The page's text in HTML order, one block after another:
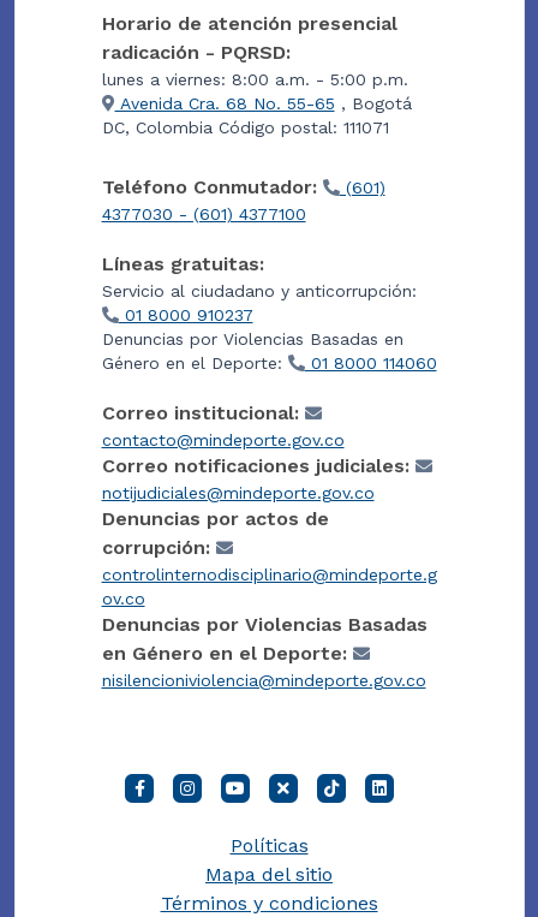
Horario de atención presencial
radicación - PQRSD:
lunes a viernes: 8:00 a.m. - 5:00 p.m.
Avenida Cra. 68 No. 55-65 , Bogotá
DC, Colombia Código postal: 111071
Teléfono Conmutador:
(601)
4377030 - (601) 4377100
Líneas gratuitas:
Servicio al ciudadano y anticorrupción:
01 8000 910237
Denuncias por Violencias Basadas en
Género en el Deporte:
01 8000 114060
Correo institucional:
contacto@mindeporte.gov.co
Correo notificaciones judiciales:
notijudiciales@mindeporte.gov.co
Denuncias por actos de
corrupción:
controlinternodisciplinario@mindeporte.g
ov.co
Denuncias por Violencias Basadas
en Género en el Deporte:
nisilencioniviolencia@mindeporte.gov.co
Políticas
Mapa del sitio
Términos y condiciones